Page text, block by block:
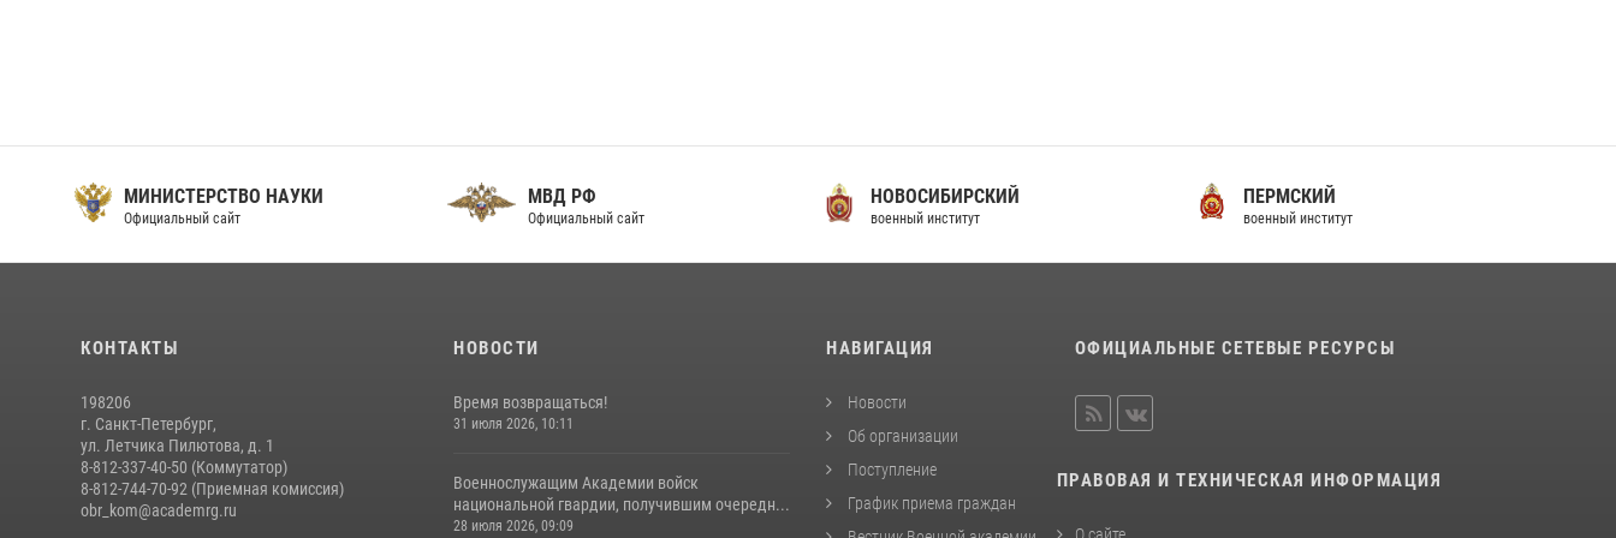
МИНИСТЕРСТВО НАУКИ
Официальный сайт
МВД РФ
Официальный сайт
НОВОСИБИРСКИЙ
военный институт
ПЕРМСКИЙ
военный институт
КОНТАКТЫ
198206
г. Санкт-Петербург,
ул. Летчика Пилютова, д. 1
8-812-337-40-50 (Коммутатор)
8-812-744-70-92 (Приемная комиссия)
obr_kom@academrg.ru
НОВОСТИ
Время возвращаться!
31 июля 2026, 10:11
Военнослужащим Академии войск
национальной гвардии, получившим очередн...
28 июля 2026, 09:09
НАВИГАЦИЯ
Новости
Об организации
Поступление
График приема граждан
ОФИЦИАЛЬНЫЕ СЕТЕВЫЕ РЕСУРСЫ
ПРАВОВАЯ И ТЕХНИЧЕСКАЯ ИНФОРМАЦИЯ